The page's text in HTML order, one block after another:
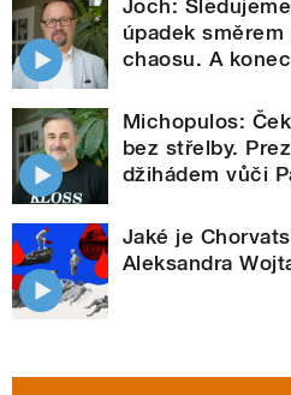
Joch:
úpadek
chaosu. A
Michopulos:
bez střelby.
džihádem vůči
Jaké je
Aleksandra